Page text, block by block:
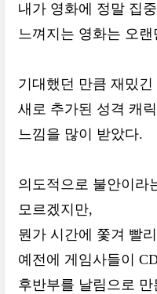
내가 영화에 정말 집
느껴지는 영화는 오랜
기대했던 만큼 재밌긴
새로 추가된 성격 캐
느낌을 많이 받았다.
의도적으로 불안이라
모르겠지만,
뭔가 시간에 쫓겨 빨
예전에 게임사들이
후반부를 날림으로